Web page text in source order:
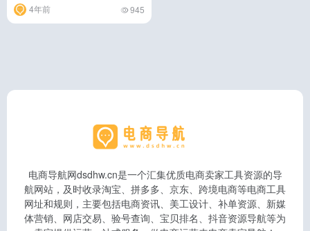
4年前 945
电商导航网dsdhw.cn是一个汇集优质电商卖家工具资源的导
航网站，及时收录淘宝、拼多多、京东、跨境电商等电商工具
网址和规则，主要包括电商资讯、美工设计、补单资源、新媒
体营销、网店交易、验号查询、宝贝排名、抖音资源导航等为